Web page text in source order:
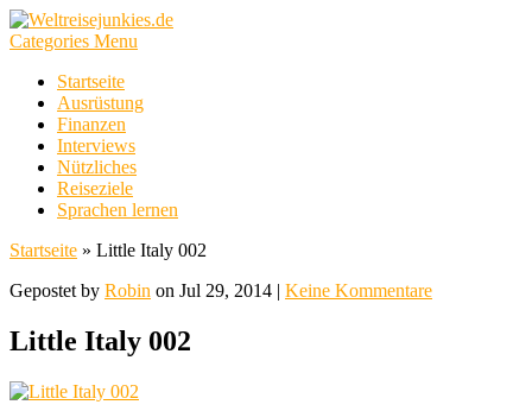
Categories Menu
Startseite
Ausrüstung
Finanzen
Interviews
Nützliches
Reiseziele
Sprachen lernen
Startseite » Little Italy 002
Gepostet by Robin on Jul 29, 2014 | Keine Kommentare
Little Italy 002